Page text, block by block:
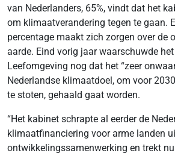
van Nederlanders, 65%, vindt dat het
om klimaatverandering tegen te gaan.
percentage maakt zich zorgen over de
aarde. Eind vorig jaar waarschuwde
Leefomgeving nog dat het “zeer
Nederlandse klimaatdoel, om voor
te stoten, gehaald gaat worden.
“Het kabinet schrapte al eerder de
klimaatfinanciering voor arme landen
ontwikkelingssamenwerking en trekt